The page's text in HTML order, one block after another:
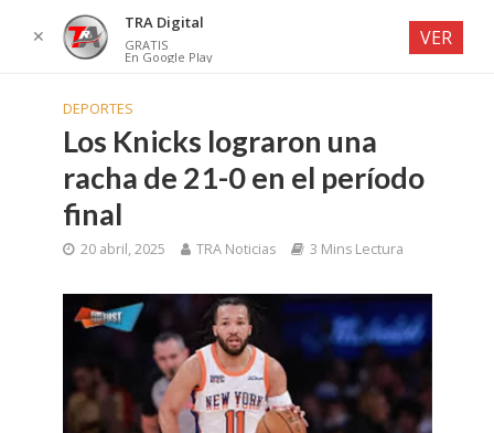
DEPORTES
Los Knicks lograron una
racha de 21-0 en el período
final
20 abril, 2025 TRA Noticias 3 Mins Lectura
✕
TRA Digital
GRATIS
En Google Play
VER